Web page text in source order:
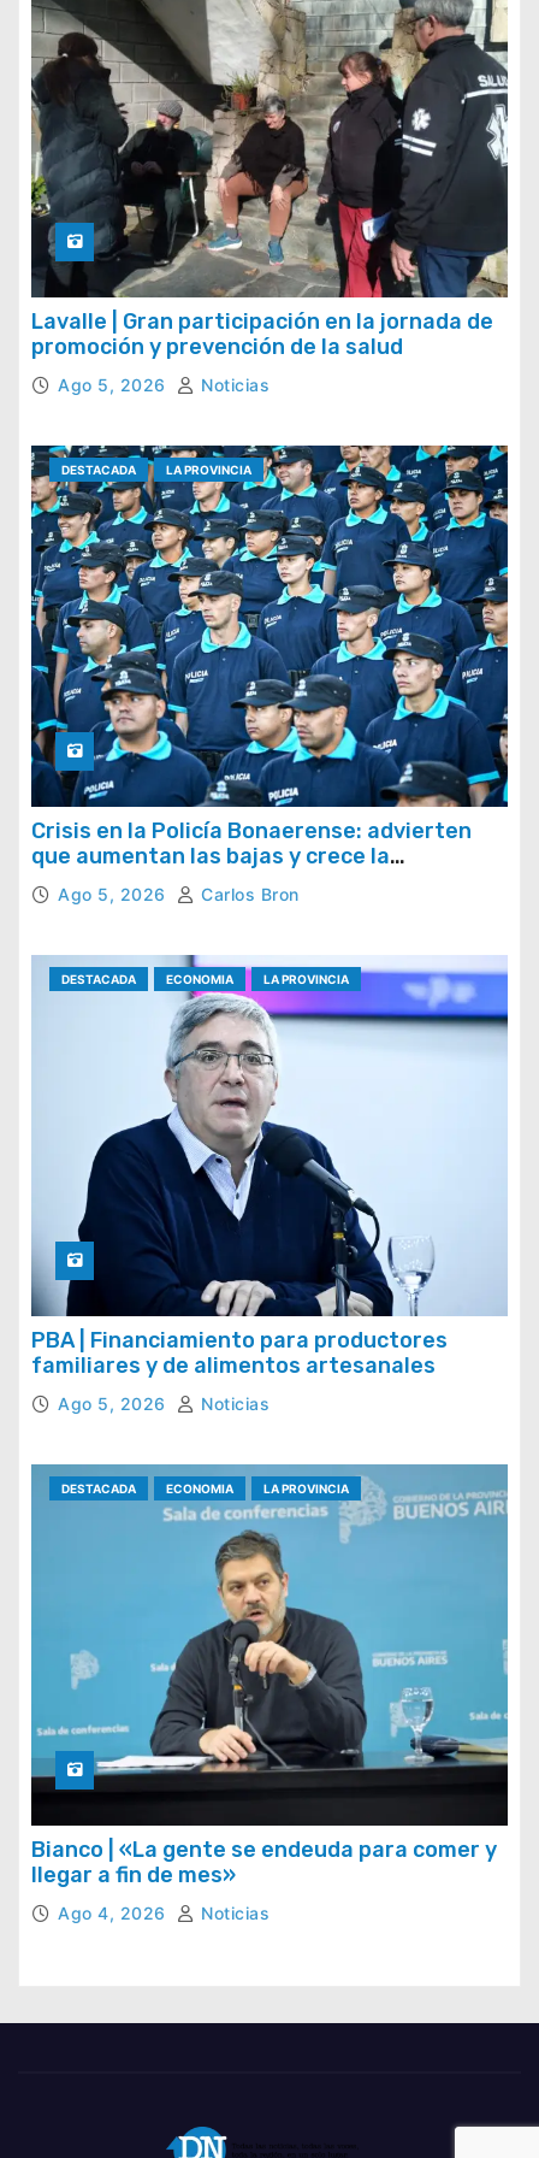
Lavalle | Gran participación en la jornada de
promoción y prevención de la salud
Ago 5, 2026 Noticias
DESTACADA LA PROVINCIA
Crisis en la Policía Bonaerense: advierten
que aumentan las bajas y crece la
preocupación por la pérdida de efectivos
Ago 5, 2026 Carlos Bron
DESTACADA ECONOMIA LA PROVINCIA
PBA | Financiamiento para productores
familiares y de alimentos artesanales
Ago 5, 2026 Noticias
DESTACADA ECONOMIA LA PROVINCIA
Bianco | «La gente se endeuda para comer y
llegar a fin de mes»
Ago 4, 2026 Noticias